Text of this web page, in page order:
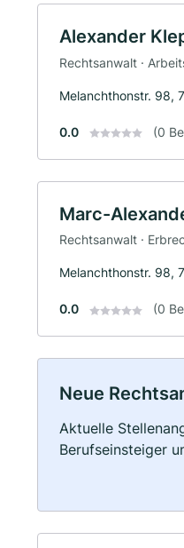
Alexander
Rechtsanwalt ·
Melanchthonstr. 98,
0.0 (0
Marc-
Rechtsanwalt ·
Melanchthonstr. 98,
0.0 (0
Neue
Aktuelle
Berufseinsteiger